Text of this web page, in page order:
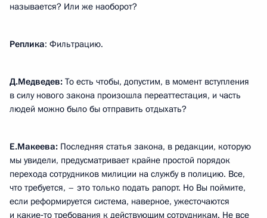
называется? Или же наоборот?
Реплика: Фильтрацию.
Д.Медведев: То есть чтобы, допустим, в момент вступления
в силу нового закона произошла переаттестация, и часть
людей можно было бы отправить отдыхать?
Е.Макеева: Последняя статья закона, в редакции, которую
мы увидели, предусматривает крайне простой порядок
перехода сотрудников милиции на службу в полицию. Все,
что требуется, – это только подать рапорт. Но Вы поймите,
если реформируется система, наверное, ужесточаются
и какие‑то требования к действующим сотрудникам. Не все